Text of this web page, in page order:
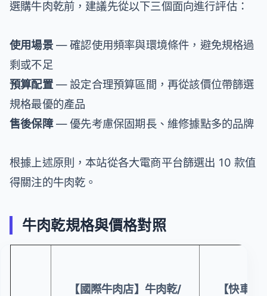
選購牛肉乾前，建議先從以下三個面向進行評估：
使用場景— 確認使用頻率與環境條件，避免規格過
剩或不足
預算配置— 設定合理預算區間，再從該價位帶篩選
規格最優的產品
售後保障— 優先考慮保固期長、維修據點多的品牌
根據上述原則，本站從各大電商平台篩選出 10 款值
得關注的牛肉乾。
牛肉乾規格與價格對照
【國際牛肉店】牛肉乾/
【快車